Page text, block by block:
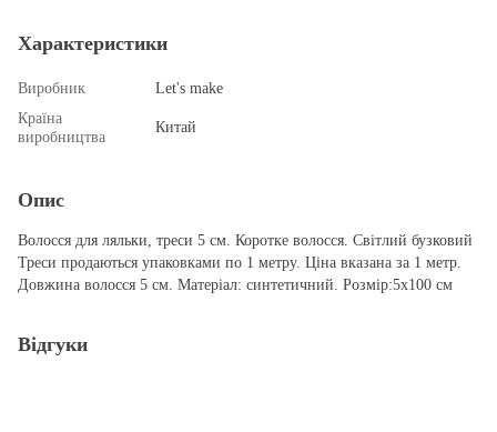
Характеристики
Виробник
Let's make
Країна
виробництва
Китай
Опис
Волосся для ляльки, треси 5 см. Коротке волосся. Світлий бузковий
Треси продаються упаковками по 1 метру. Ціна вказана за 1 метр.
Довжина волосся 5 см. Матеріал: синтетичний. Розмір:5х100 см
Відгуки